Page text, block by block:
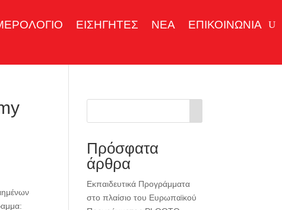
ΕΙΣΗΓΗΤΕΣ ΝΕΑ ΕΠΙΚΟΙΝΩΝΙΑ
Πρόσφατα
άρθρα
Εκπαιδευτικά Προγράμματα
στο πλαίσιο του Ευρωπαϊκού